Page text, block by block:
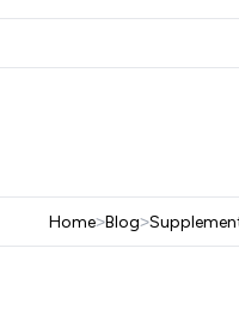
Home>Blog>